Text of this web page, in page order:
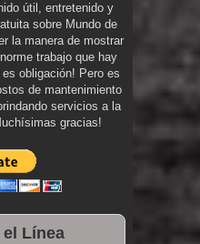
útil, entretenido y
sobre Mundo de
la manera de mostrar
trabajo que hay
obligación! Pero es
de mantenimiento
servicios a la
gracias!
Línea